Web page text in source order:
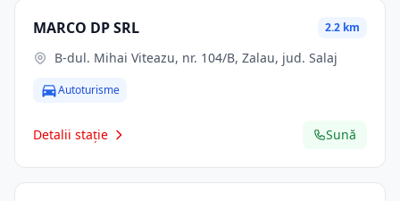
MARCO DP SRL 2.2 km
B-dul. Mihai Viteazu, nr. 104/B, Zalau, jud. Salaj
Autoturisme
Detalii stație Sună